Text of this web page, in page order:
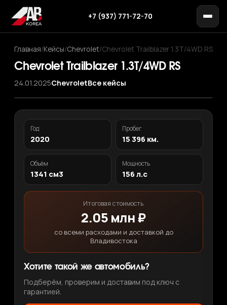
+7 (937) 771-72-70
Главная/Кейсы/Chevrolet/Chevrolet Trailblazer 1.3T/4WD RS
Chevrolet Trailblazer 1.3T/4WD RS
24.01.2025ChevroletВсе кейсы
‹
›
1/ 12
Год
2020
Пробег
15 396 км.
Объём
1341 см3
Мощность
156 л.с
Итоговая стоимость
2.05 млн ₽
со всеми расходами и доставкой до
Владивостока
Хотите такой же автомобиль?
Подберём, проверим и доставим под ключ с
гарантией.